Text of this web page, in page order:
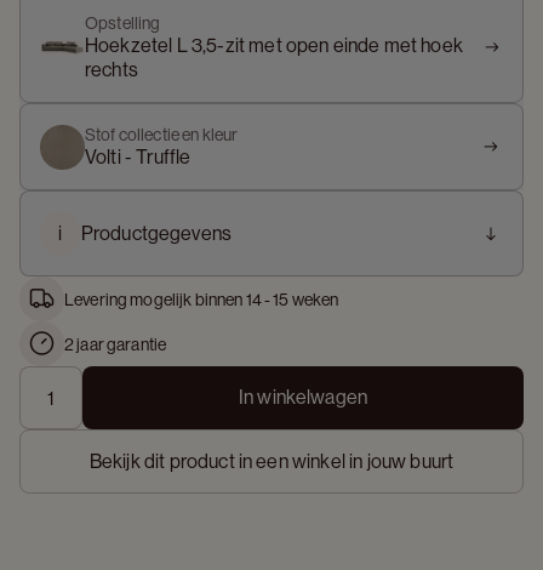
Opstelling
Hoekzetel L 3,5-zit met open einde met hoek
rechts
Stof collectie en kleur
Volti - Truffle
i Productgegevens
Levering mogelijk binnen 14 - 15 weken
2 jaar garantie
In winkelwagen
Bekijk dit product in een winkel in jouw buurt